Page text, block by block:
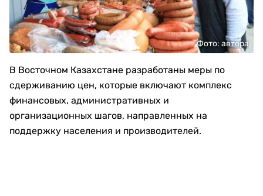
Фото: автора
В Восточном Казахстане разработаны меры по
сдерживанию цен, которые включают комплекс
финансовых, административных и
организационных шагов, направленных на
поддержку населения и производителей.